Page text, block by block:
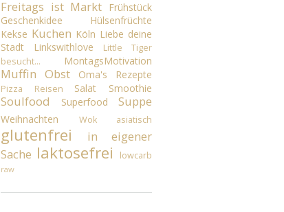
Freitags ist Markt
Frühstück
Geschenkidee
Hülsenfrüchte
Kekse Kuchen Köln Liebe deine
Stadt
Linkswithlove
Little Tiger
besucht...
MontagsMotivation
Muffin Obst Oma's Rezepte
Pizza Reisen Salat Smoothie
Soulfood Superfood Suppe
Weihnachten Wok asiatisch
glutenfrei
in eigener
Sache laktosefrei lowcarb
raw